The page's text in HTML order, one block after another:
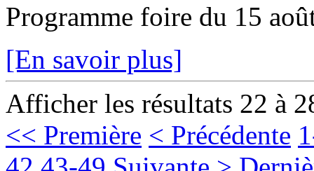
Programme foire du 15
[En savoir plus]
Afficher les résultats 22 à
<< Première < Précédente